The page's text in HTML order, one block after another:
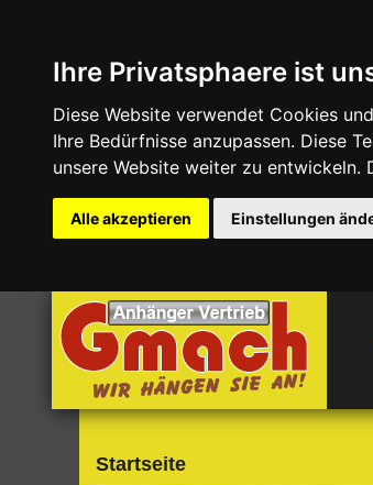
Ihre Privatsphaere ist
Diese Website verwendet Cookies
Ihre Bedürfnisse anzupassen. Diese
unsere Website weiter zu entwickeln.
Alle akzeptieren Einstellungen
Startseite